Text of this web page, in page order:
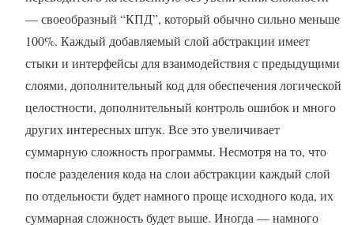
— своеобразный “КПД”, который обычно сильно меньше
100%. Каждый добавляемый слой абстракции имеет
стыки и интерфейсы для взаимодействия с предыдущими
слоями, дополнительный код для обеспечения логической
целостности, дополнительный контроль ошибок и много
других интересных штук. Все это увеличивает
суммарную сложность программы. Несмотря на то, что
после разделения кода на слои абстракции каждый слой
по отдельности будет намного проще исходного кода, их
суммарная сложность будет выше. Иногда — намного